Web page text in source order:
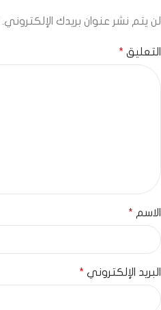
لن يتم نشر عنوان بريدك الإلكتروني.
التعليق *
الاسم *
البريد الإلكتروني *